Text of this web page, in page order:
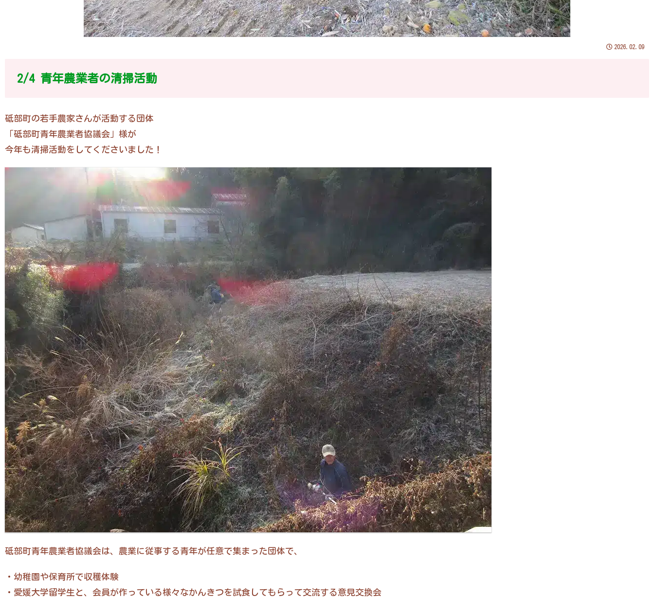
2026.02.09
2/4 青年農業者の清掃活動
砥部町の若手農家さんが活動する団体
「砥部町青年農業者協議会」様が
今年も清掃活動をしてくださいました！
砥部町青年農業者協議会は、農業に従事する青年が任意で集まった団体で、
・幼稚園や保育所で収穫体験
・愛媛大学留学生と、会員が作っている様々なかんきつを試食してもらって交流する意見交換会